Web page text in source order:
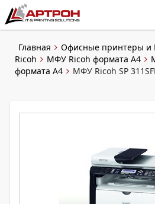
Главная Офисные принтеры
Ricoh
МФУ Ricoh формата A4
формата А4
МФУ Ricoh SP